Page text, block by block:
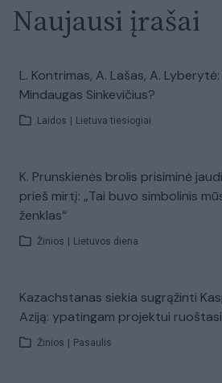
Naujausi įrašai
L. Kontrimas, A. Lašas, A.
Mindaugas Sinkevičius?
Laidos Lietuva tiesiogiai
K. Prunskienės brolis prisiminė
prieš mirtį: „Tai buvo simbolinis
ženklas“
Žinios Lietuvos diena
Kazachstanas siekia sugrąžinti
Aziją: ypatingam projektui
Žinios Pasaulis